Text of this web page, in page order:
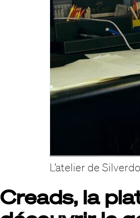
L’atelier de
Creads, la